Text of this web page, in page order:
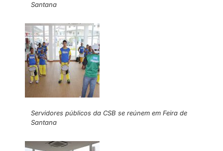
Santana
Servidores públicos da CSB se reúnem em Feira de
Santana